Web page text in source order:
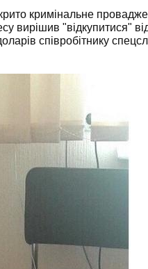
кримінальне
вирішив "відкупитися"
співробітнику